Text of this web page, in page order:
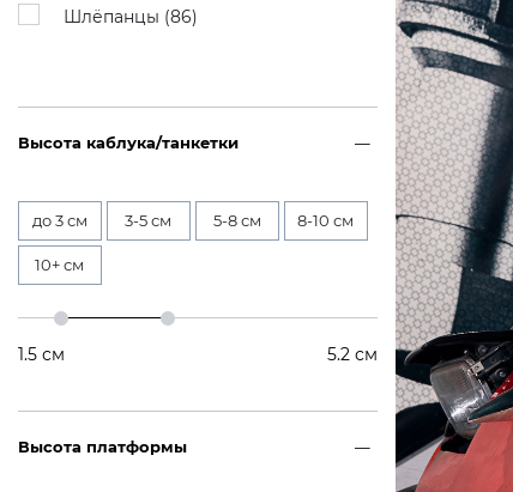
Шлёпанцы (86)
Высота каблука/танкетки
до 3 см 3-5 см 5-8 см 8-10 см
10+ см
1.5 см 5.2 см
Высота платформы